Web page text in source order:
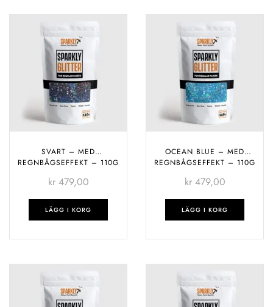
SVART – MED
REGNBÅGSEFFEKT – 110G
kr479,00
LÄGG I KORG
OCEAN BLUE – MED
REGNBÅGSEFFEKT – 110G
kr479,00
LÄGG I KORG